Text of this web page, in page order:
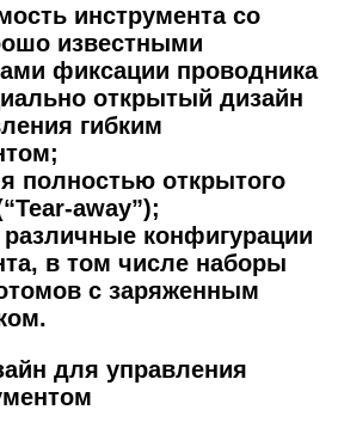
инструмента со
известными
фиксации проводника
открытый дизайн
гибким
полностью открытого
away”);
конфигурации
в том числе наборы
с заряженным
для управления